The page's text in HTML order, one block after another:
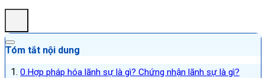
Tóm tắt nội dung
Hợp pháp hóa lãnh sự là gì? Chứng nhận lãnh sự là gì?